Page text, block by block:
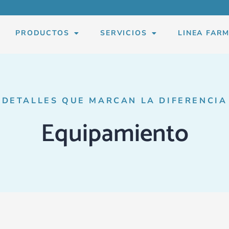
PRODUCTOS SERVICIOS LINEA
DETALLES QUE MARCAN LA DIFERENCIA
Equipamiento